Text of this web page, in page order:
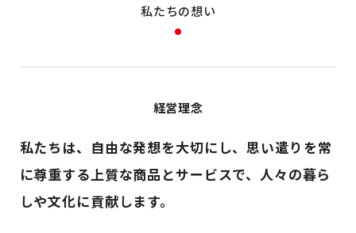
私たちの想い
経営理念
私たちは、自由な発想を大切にし、思い遣りを常
に尊重する上質な商品とサービスで、人々の暮ら
しや文化に貢献します。